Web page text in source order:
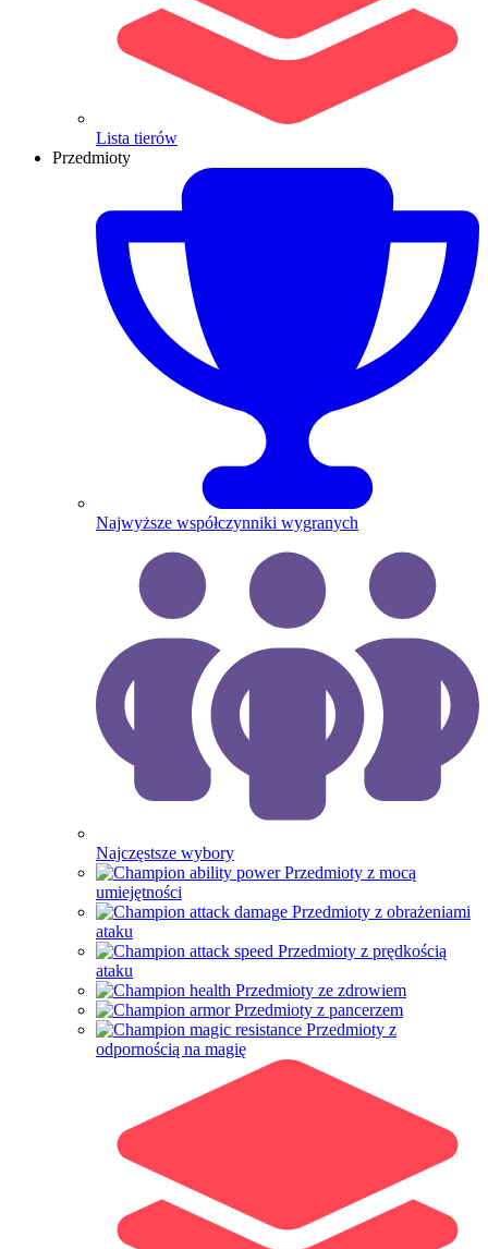
Lista tierów
Przedmioty
Najwyższe współczynniki wygranych
Najczęstsze wybory
Przedmioty z mocą
umiejętności
Przedmioty z obrażeniami
ataku
Przedmioty z prędkością
ataku
Przedmioty ze zdrowiem
Przedmioty z pancerzem
Przedmioty z
odpornością na magię